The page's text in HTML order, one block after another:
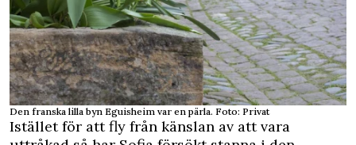
Den franska lilla byn Eguisheim var en pärla. Foto: Privat
Istället för att fly från känslan av att vara